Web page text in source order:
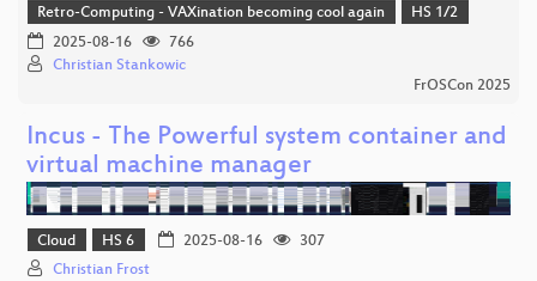
Retro-Computing - VAXination becoming cool again
HS 1/2
2025-08-16
766
Christian Stankowic
FrOSCon 2025
Incus - The Powerful system container and
virtual machine manager
Cloud HS 6 2025-08-16
307
Christian Frost